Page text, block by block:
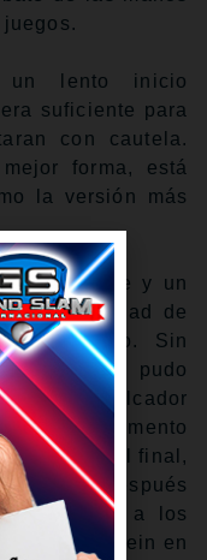
juegos.
un lento inicio
suficiente para
con cautela.
forma, está
la versión más
un doble y un
oportunidad de
episodio. Sin
pudo
remolcador
en ese momento
a cuatro. Al final,
después
frente a los
y Will Klein en